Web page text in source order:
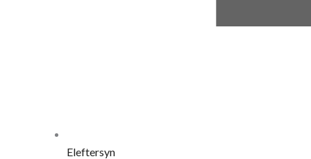
Eleftersyn